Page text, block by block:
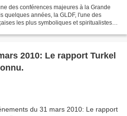
des conférences majeures à la Grande
quelques années, la GLDF, l'une des
les plus symboliques et spiritualistes
2010: Le rapport Turkel